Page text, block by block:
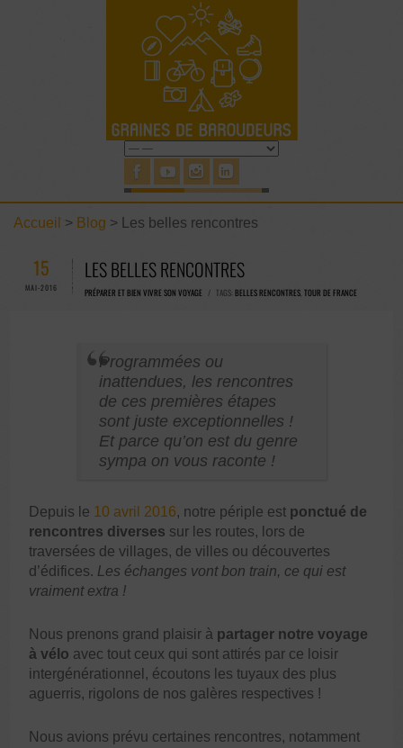
Accueil > Blog > Les belles rencontres
15
MAI-2016
LES BELLES RENCONTRES
PRÉPARER ET BIEN VIVRE SON VOYAGE / TAGS:BELLES RENCONTRES,TOUR DE FRANCE
Programmées ou
inattendues, les rencontres
de ces premières étapes
sont juste exceptionnelles !
Et parce qu’on est du genre
sympa on vous raconte !
Depuis le 10 avril 2016, notre périple est ponctué de
rencontres diverses sur les routes, lors de
traversées de villages, de villes ou découvertes
d’édifices. Les échanges vont bon train, ce qui est
vraiment extra !
Nous prenons grand plaisir à partager notre voyage
à vélo avec tout ceux qui sont attirés par ce loisir
intergénérationnel, écoutons les tuyaux des plus
aguerris, rigolons de nos galères respectives !
Nous avions prévu certaines rencontres, notamment